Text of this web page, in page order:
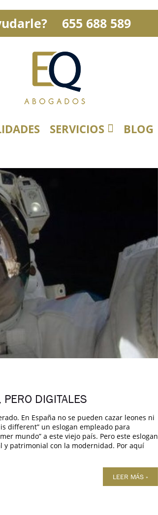
655 688 589
SERVICIOS BLOG
DIGITALES
En España no se pueden cazar leones ni
different” un eslogan empleado para
mundo” a este viejo país. Pero este eslogan
y patrimonial con la modernidad. Por aquí
LEER MÁS »